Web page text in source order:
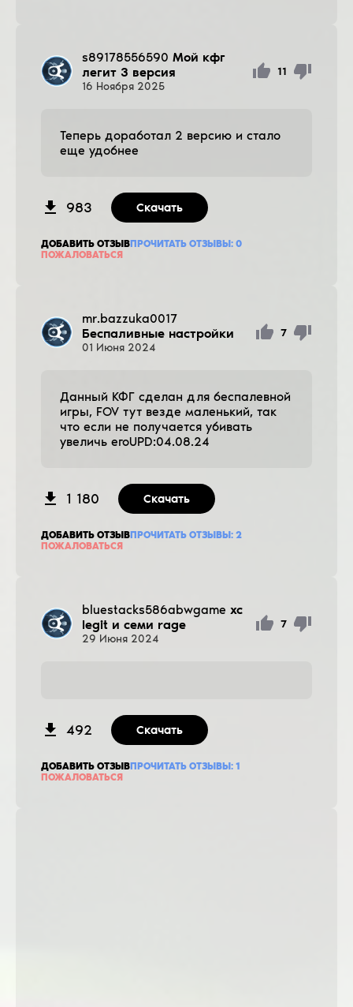
s89178556590 Мой кфг
легит 3 версия
16 Ноября 2025
11
Теперь доработал 2 версию и стало
еще удобнее
983 Скачать
ДОБАВИТЬ ОТЗЫВПРОЧИТАТЬ ОТЗЫВЫ: 0
ПОЖАЛОВАТЬСЯ
mr.bazzuka0017
Беспаливные настройки
01 Июня 2024
7
Данный КФГ сделан для беспалевной
игры, FOV тут везде маленький, так
что если не получается убивать
увеличь егоUPD:04.08.24
1 180 Скачать
ДОБАВИТЬ ОТЗЫВПРОЧИТАТЬ ОТЗЫВЫ: 2
ПОЖАЛОВАТЬСЯ
bluestacks586abwgame xc
legit и семи rage
29 Июня 2024
7
492 Скачать
ДОБАВИТЬ ОТЗЫВПРОЧИТАТЬ ОТЗЫВЫ: 1
ПОЖАЛОВАТЬСЯ